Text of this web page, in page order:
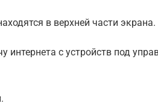
в верхней части экрана.
интернета с устройств под